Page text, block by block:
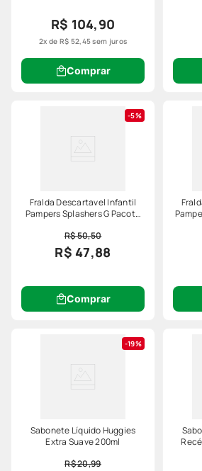
R$ 104,90
2x de R$ 52,45sem juros
Comprar
5%
Fralda Descartavel Infantil
Pampers Splashers G Pacote
R$ 50,50
R$ 47,88
Comprar
19%
Sabonete Líquido Huggies
Extra Suave 200ml
R$ 20,99